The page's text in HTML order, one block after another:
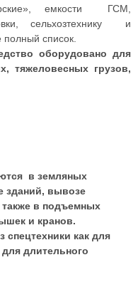
емкости ГСМ,
сельхозтехнику и
список.
оборудовано для
тяжеловесных грузов,
в земляных
зданий, вывозе
также в подъемных
и кранов.
как для
длительного